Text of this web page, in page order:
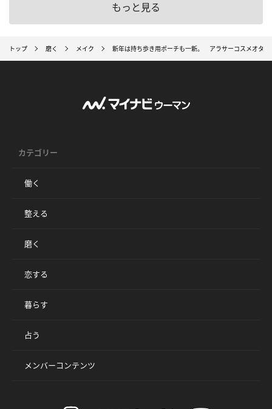
もっと見る
トップ 磨く メイク 新年は持ち歩き用ポーチも一新。 アラサーコスメオタ
カテゴリー
働く
整える
磨く
恋する
暮らす
占う
メンバーコンテンツ